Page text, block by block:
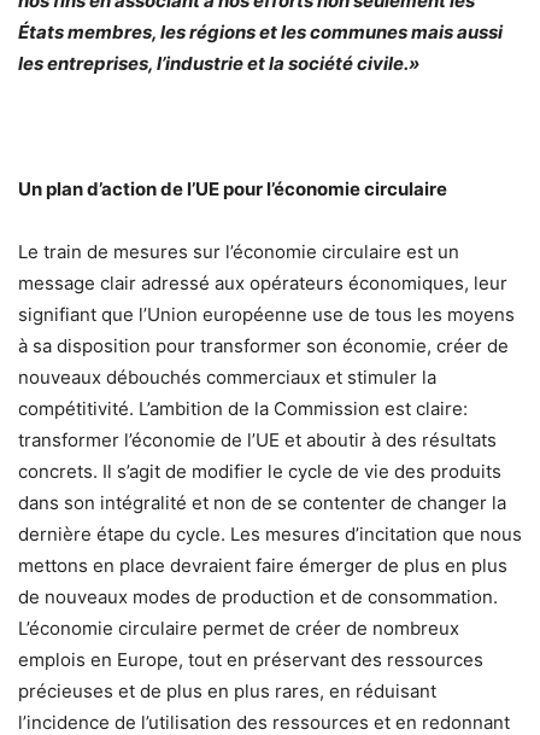
États membres, les régions et les communes mais aussi
les entreprises, l’industrie et la société civile.»
Un plan d’action de l’UE pour l’économie circulaire
Le train de mesures sur l’économie circulaire est un
message clair adressé aux opérateurs économiques, leur
signifiant que l’Union européenne use de tous les moyens
à sa disposition pour transformer son économie, créer de
nouveaux débouchés commerciaux et stimuler la
compétitivité. L’ambition de la Commission est claire:
transformer l’économie de l’UE et aboutir à des résultats
concrets. Il s’agit de modifier le cycle de vie des produits
dans son intégralité et non de se contenter de changer la
dernière étape du cycle. Les mesures d’incitation que nous
mettons en place devraient faire émerger de plus en plus
de nouveaux modes de production et de consommation.
L’économie circulaire permet de créer de nombreux
emplois en Europe, tout en préservant des ressources
précieuses et de plus en plus rares, en réduisant
l’incidence de l’utilisation des ressources et en redonnant